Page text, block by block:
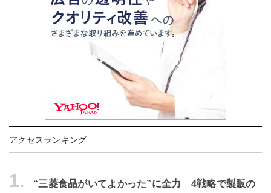
アクセスランキング
1.
“三菱食品がいてよかった”に全力 4戦略で製販の